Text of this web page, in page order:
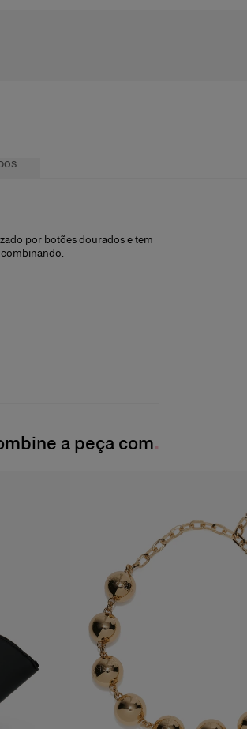
por botões dourados e tem
a peça com